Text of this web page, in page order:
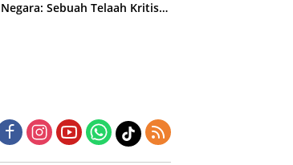
Negara: Sebuah Telaah Kritis